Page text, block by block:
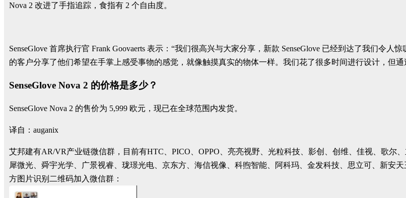
Nova 2 改进了手指追踪，食指有 2 个自由度。
SenseGlove 首席执行官 Frank Goovaerts 表示：“我们很高兴与大家分享，新款 SenseGlove 已经到达了我们令
的客户分享了他们希望在手掌上感受事物的感觉，就像触摸真实的物体一样。我们花了很多时间进行设计，但
SenseGlove Nova 2 的价格是多少？
SenseGlove Nova 2 的售价为 5,999 欧元，现已在全球范围内发货。
译自：auganix
艾邦建有AR/VR产业链微信群，目前有HTC、PICO、OPPO、亮亮视野、光粒科技、影创、创维、佳视、歌尔
犀微光、舜宇光学、广景视睿、珑璟光电、京东方、海信视像、科煦智能、阿科玛、金发科技、思立可、新安
方图片识别二维码加入微信群：